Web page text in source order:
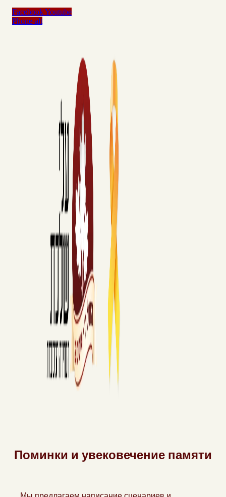
FacebookYoutube
Phone-alt
Поминки и увековечение памяти